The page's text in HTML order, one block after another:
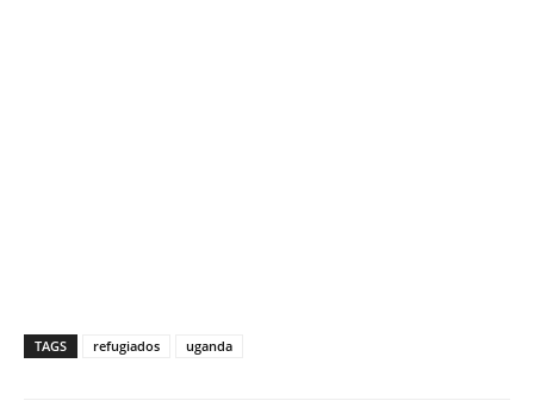
TAGS refugiados uganda